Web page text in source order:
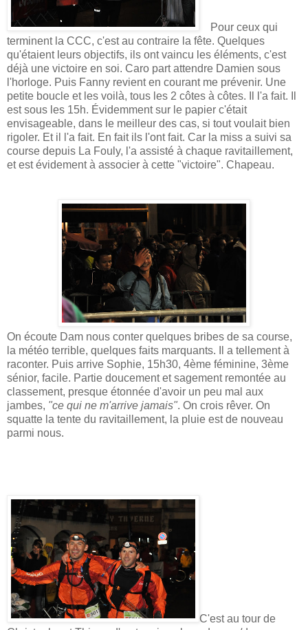
Pour ceux qui
terminent la CCC, c'est au contraire la fête. Quelques
qu'étaient leurs objectifs, ils ont vaincu les éléments, c'est
déjà une victoire en soi. Caro part attendre Damien sous
l'horloge. Puis Fanny revient en courant me prévenir. Une
petite boucle et les voilà, tous les 2 côtes à côtes. Il l'a fait. Il
est sous les 15h. Évidemment sur le papier c'était
envisageable, dans le meilleur des cas, si tout voulait bien
rigoler. Et il l'a fait. En fait ils l'ont fait. Car la miss a suivi sa
course depuis La Fouly, l'a assisté à chaque ravitaillement,
et est évidement à associer à cette "victoire". Chapeau.
On écoute Dam nous conter quelques bribes de sa course,
la météo terrible, quelques faits marquants. Il a tellement à
raconter. Puis arrive Sophie, 15h30, 4ème féminine, 3ème
sénior, facile. Partie doucement et sagement remontée au
classement, presque étonnée d'avoir un peu mal aux
jambes, "ce qui ne m'arrive jamais". On crois rêver. On
squatte la tente du ravitaillement, la pluie est de nouveau
parmi nous.
C'est au tour de